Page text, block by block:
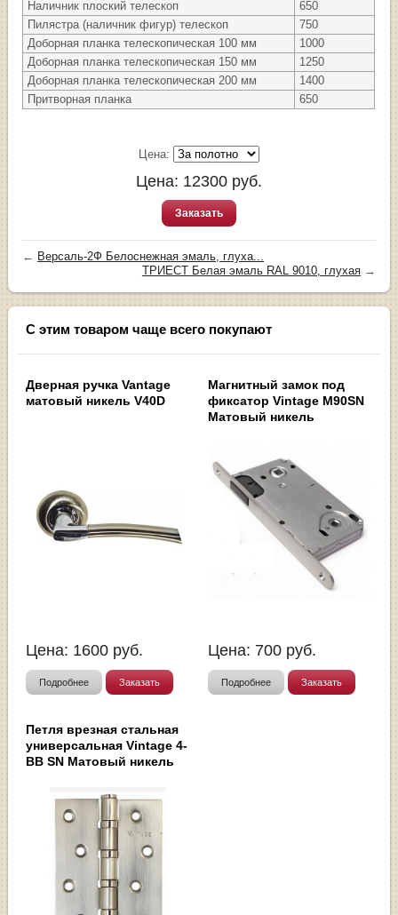
Наличник плоский телескоп
650
Пилястра (наличник фигур) телескоп
750
Доборная планка телескопическая 100 мм
1000
Доборная планка телескопическая 150 мм
1250
Доборная планка телескопическая 200 мм
1400
Притворная планка
650
Цена:
Цена: 12300 руб.
Заказать
← Версаль-2Ф Белоснежная эмаль, глуха...
ТРИЕСТ Белая эмаль RAL 9010, глухая→
С этим товаром чаще всего покупают
Дверная ручка Vantage
матовый никель V40D
Цена: 1600 руб.
Подробнее Заказать
Магнитный замок под
фиксатор Vintage M90SN
Матовый никель
Цена: 700 руб.
Подробнее Заказать
Петля врезная стальная
универсальная Vintage 4-
BB SN Матовый никель